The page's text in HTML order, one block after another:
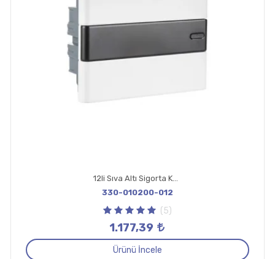
12li Sıva Altı Sigorta Kutusu
330-010200-012
(5)
1.177,39
Ürünü İncele